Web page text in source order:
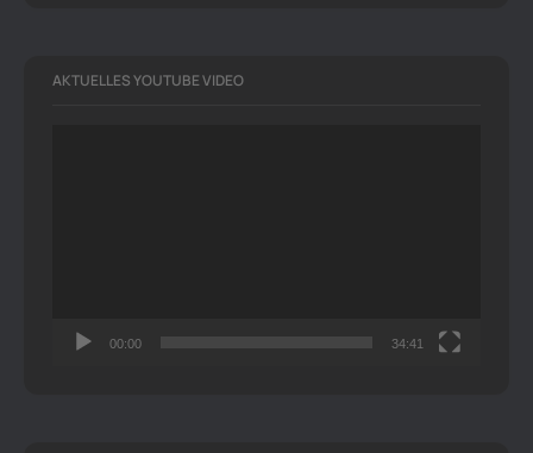
AKTUELLES YOUTUBE VIDEO
00:00 34:41